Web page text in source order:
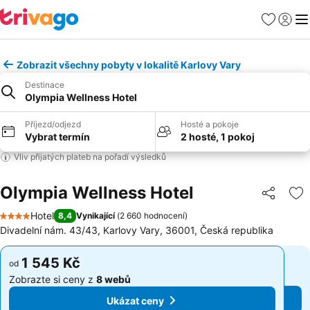
Oblíbené
Zobrazit všechny pobyty v lokalitě Karlovy Vary
Destinace
Olympia Wellness Hotel
Příjezd/odjezd
Vybrat termín
Hosté a pokoje
2 hosté, 1 pokoj
Vliv přijatých plateb na pořadí výsledků
Olympia Wellness Hotel Sdílet
4 Počet hvězdiček
Hotel 8,4 Vynikající (2 660 hodnocení)
Divadelní nám. 43/43, Karlovy Vary, 36001, Česká republika
od 1 545 Kč
Zobrazte si ceny z 8 webů
Ukázat ceny
od 1 545 Kč
Zobrazte si ceny z 8 webů
Ukázat ceny